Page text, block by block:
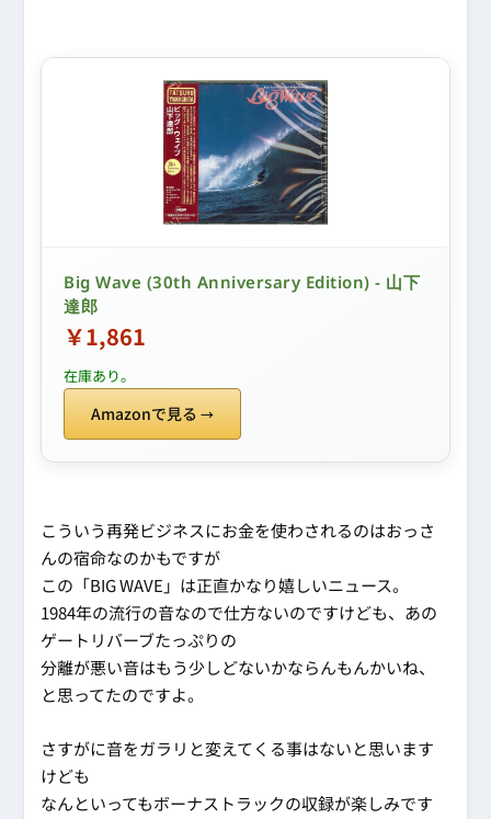
Big Wave (30th Anniversary Edition) - 山下
達郎
￥1,861
在庫あり。
Amazonで見る
こういう再発ビジネスにお金を使わされるのはおっさ
んの宿命なのかもですが
この「BIG WAVE」は正直かなり嬉しいニュース。
1984年の流行の音なので仕方ないのですけども、あの
ゲートリバーブたっぷりの
分離が悪い音はもう少しどないかならんもんかいね、
と思ってたのですよ。
さすがに音をガラリと変えてくる事はないと思います
けども
なんといってもボーナストラックの収録が楽しみです